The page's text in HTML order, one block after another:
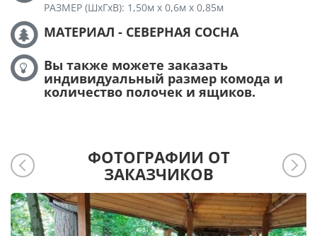
РАЗМЕР (ШхГхВ): 1,50м х 0,6м х 0,85м
МАТЕРИАЛ - СЕВЕРНАЯ СОСНА
Вы также можете заказать
индивидуальный размер комода и
количество полочек и ящиков.
ФОТОГРАФИИ ОТ
ЗАКАЗЧИКОВ